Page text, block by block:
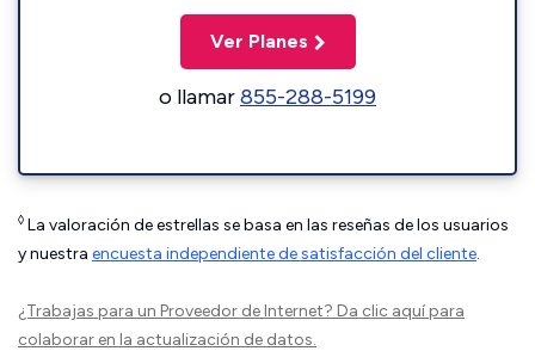
Ver Planes
o llamar855-288-5199
◊ La valoración de estrellas se basa en las reseñas de los usuarios
y nuestra encuesta independiente de satisfacción del cliente.
¿Trabajas para un Proveedor de Internet? Da clic aquípara
colaborar en la actualización de datos.